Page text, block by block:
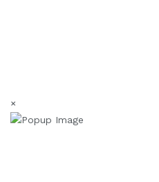
×